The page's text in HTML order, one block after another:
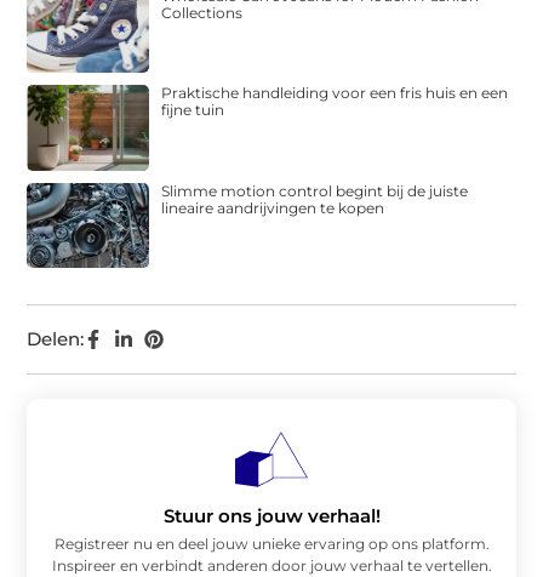
Delen:
Collections
Praktische handleiding voor een fris huis en een
fijne tuin
Slimme motion control begint bij de juiste
lineaire aandrijvingen te kopen
Stuur ons jouw verhaal!
Registreer nu en deel jouw unieke ervaring op ons platform.
Inspireer en verbindt anderen door jouw verhaal te vertellen.